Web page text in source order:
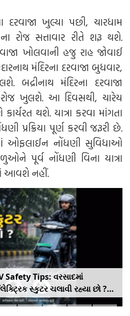
દરવાજા ખુલ્યા પછી, ચારધામ
રોજ સત્તાવાર રીતે શરૂ થશે.
ખોલવાની હજુ રાહ જોવાઈ
મંદિરના દરવાજા બુધવાર,
બદ્રીનાથ મંદિરના દરવાજા
રોજ ખુલશે. આ દિવસથી, ચારેય
કાર્યરત થશે. યાત્રા કરવા માંગતા
પ્રક્રિયા પૂર્ણ કરવી જરૂરી છે.
ઓફલાઈન નોંધણી સુવિધાઓ
પૂર્વ નોંધણી વિના યાત્રા
આવશે નહીં.
Safety Tips: વરસાદમાં
સ્કુટર ચલાવી રહ્યા છો ?
ભૂલ પડી શકે છે ભારે ..